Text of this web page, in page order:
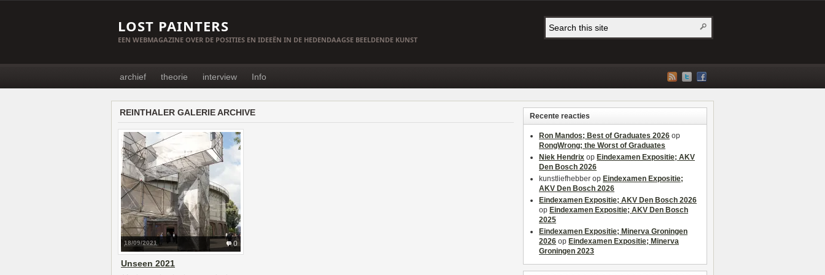
LOST PAINTERS
EEN WEBMAGAZINE OVER DE POSITIES EN IDEEËN IN DE HEDENDAAGSE BEELDENDE KUNST
archief theorie interview Info
REINTHALER GALERIE ARCHIVE
0
18/09/2021
Unseen 2021
Recente reacties
Ron Mandos; Best of Graduates 2026 op
RongWrong; the Worst of Graduates
Niek Hendrix op Eindexamen Expositie; AKV
Den Bosch 2026
kunstliefhebber op Eindexamen Expositie;
AKV Den Bosch 2026
Eindexamen Expositie; AKV Den Bosch 2026
op Eindexamen Expositie; AKV Den Bosch
2025
Eindexamen Expositie; Minerva Groningen
2026 op Eindexamen Expositie; Minerva
Groningen 2023